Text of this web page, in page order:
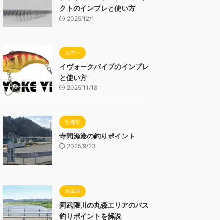
クトのインプレと使い方
2025/12/1
ルアー
イヴォークバイブのインプレ
と使い方
2025/11/18
牡鹿郡
寺間漁港の釣りポイント
2025/9/23
角田市
阿武隈川の丸森エリアのバス
釣りポイントを解説